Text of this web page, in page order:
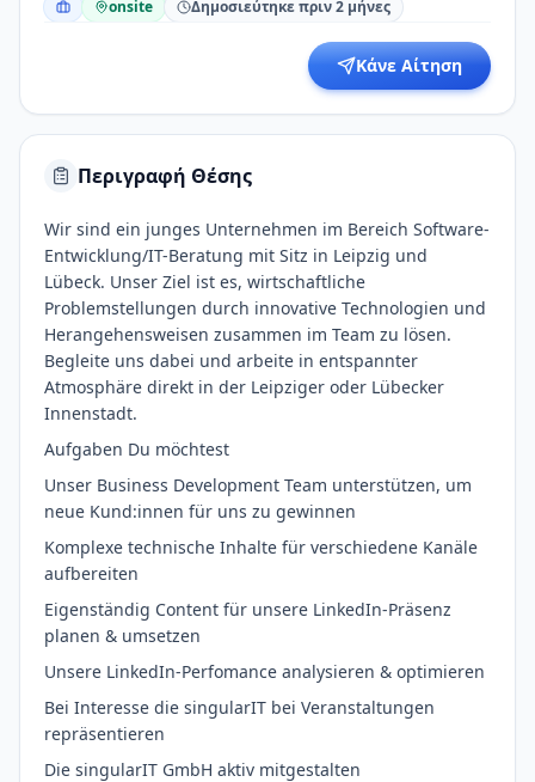
onsite Δημοσιεύτηκε πριν 2 μήνες
Κάνε Αίτηση
Περιγραφή Θέσης
Wir sind ein junges Unternehmen im Bereich Software-
Entwicklung/IT-Beratung mit Sitz in Leipzig und
Lübeck. Unser Ziel ist es, wirtschaftliche
Problemstellungen durch innovative Technologien und
Herangehensweisen zusammen im Team zu lösen.
Begleite uns dabei und arbeite in entspannter
Atmosphäre direkt in der Leipziger oder Lübecker
Innenstadt.
Aufgaben Du möchtest
Unser Business Development Team unterstützen, um
neue Kund:innen für uns zu gewinnen
Komplexe technische Inhalte für verschiedene Kanäle
aufbereiten
Eigenständig Content für unsere LinkedIn-Präsenz
planen & umsetzen
Unsere LinkedIn-Perfomance analysieren & optimieren
Bei Interesse die singularIT bei Veranstaltungen
repräsentieren
Die singularIT GmbH aktiv mitgestalten